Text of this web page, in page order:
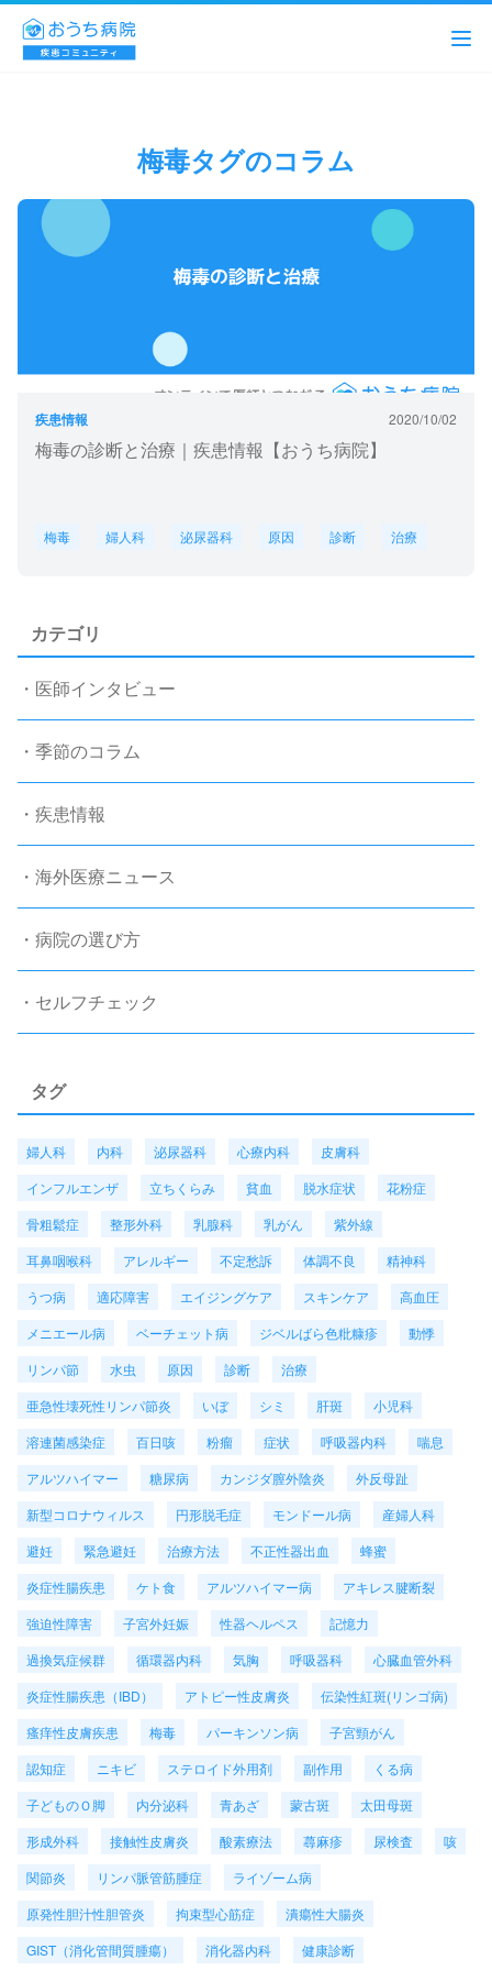
梅毒タグのコラム
疾患情報 2020/10/02
梅毒の診断と治療｜疾患情報【おうち病院】
梅毒 婦人科 泌尿器科 原因 診断 治療
カテゴリ
・医師インタビュー
・季節のコラム
・疾患情報
・海外医療ニュース
・病院の選び方
・セルフチェック
タグ
婦人科 内科 泌尿器科 心療内科
皮膚科
インフルエンザ
立ちくらみ 貧血 脱水症状
花粉症
骨粗鬆症
整形外科 乳腺科 乳がん
紫外線
耳鼻咽喉科
アレルギー 不定愁訴 体調不良
精神科
うつ病
適応障害 エイジングケア スキンケア
高血圧
メニエール病
ベーチェット病 ジベルばら色粃糠疹
動悸
リンパ節
水虫 原因 診断
治療
亜急性壊死性リンパ節炎
いぼ シミ 肝斑
小児科
溶連菌感染症
百日咳 粉瘤 症状 呼吸器内科
喘息
アルツハイマー
糖尿病 カンジダ膣外陰炎
外反母趾
新型コロナウィルス
円形脱毛症 モンドール病
産婦人科
避妊
緊急避妊 治療方法 不正性器出血
蜂蜜
炎症性腸疾患
ケト食 アルツハイマー病
アキレス腱断裂
強迫性障害
子宮外妊娠 性器ヘルペス
記憶力
過換気症候群
循環器内科 気胸 呼吸器科
心臓血管外科
炎症性腸疾患（IBD）
アトピー性皮膚炎
伝染性紅斑(リンゴ病)
瘙痒性皮膚疾患
梅毒 パーキンソン病
子宮頸がん
認知症
ニキビ ステロイド外用剤 副作用
くる病
子どものＯ脚
内分泌科 青あざ 蒙古斑
太田母斑
形成外科
接触性皮膚炎 酸素療法 蕁麻疹 尿検査
咳
関節炎
リンパ脈管筋腫症
ライゾーム病
原発性胆汁性胆管炎
拘束型心筋症
潰瘍性大腸炎
GIST（消化管間質腫瘍）
消化器内科 健康診断